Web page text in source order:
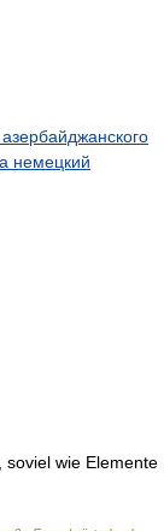
немецкий
wie Elemente